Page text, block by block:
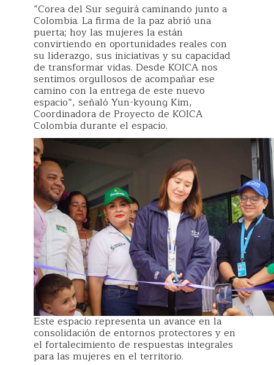
“Corea del Sur seguirá caminando junto a
Colombia. La firma de la paz abrió una
puerta; hoy las mujeres la están
convirtiendo en oportunidades reales con
su liderazgo, sus iniciativas y su capacidad
de transformar vidas. Desde KOICA nos
sentimos orgullosos de acompañar ese
camino con la entrega de este nuevo
espacio”, señaló Yun-kyoung Kim,
Coordinadora de Proyecto de KOICA
Colombia durante el espacio.
Este espacio representa un avance en la
consolidación de entornos protectores y en
el fortalecimiento de respuestas integrales
para las mujeres en el territorio.